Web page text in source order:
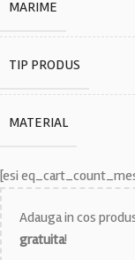
MARIME
TIP PRODUS
MATERIAL
[esi
Adauga in cos
gratuita!